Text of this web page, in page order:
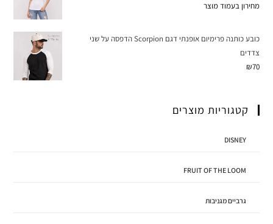
מחירון בעמוד מוצר
כובע כותנה פרימיום אופנתי דגם Scorpion הדפסה על שני
צדדים
₪70
קטגוריות מוצרים
DISNEY
FRUIT OF THE LOOM
גרביים מגניבות